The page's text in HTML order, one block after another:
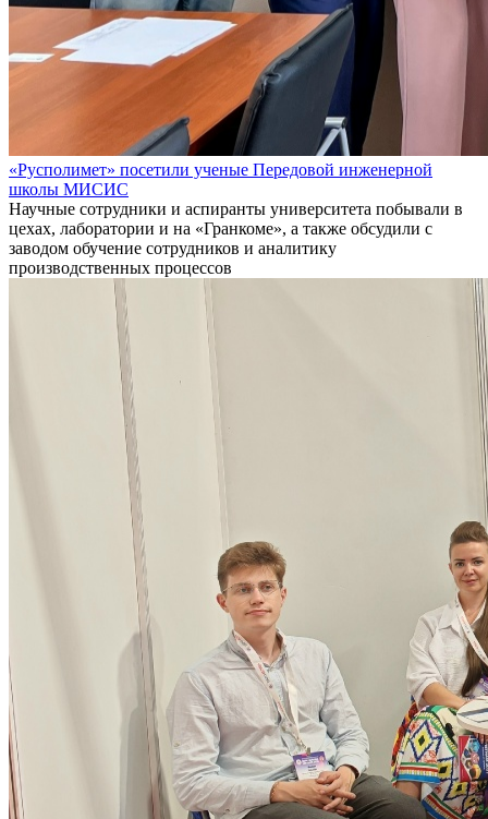
«Русполимет» посетили ученые Передовой инженерной
школы МИСИС
Научные сотрудники и аспиранты университета побывали в
цехах, лаборатории и на «Гранкоме», а также обсудили с
заводом обучение сотрудников и аналитику
производственных процессов